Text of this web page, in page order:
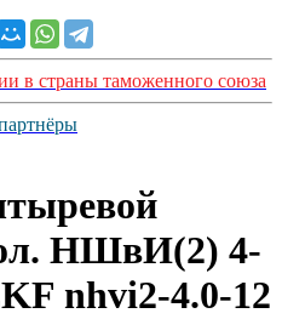
в страны таможенного союза
НШвИ(2) 4-
nhvi2-4.0-12